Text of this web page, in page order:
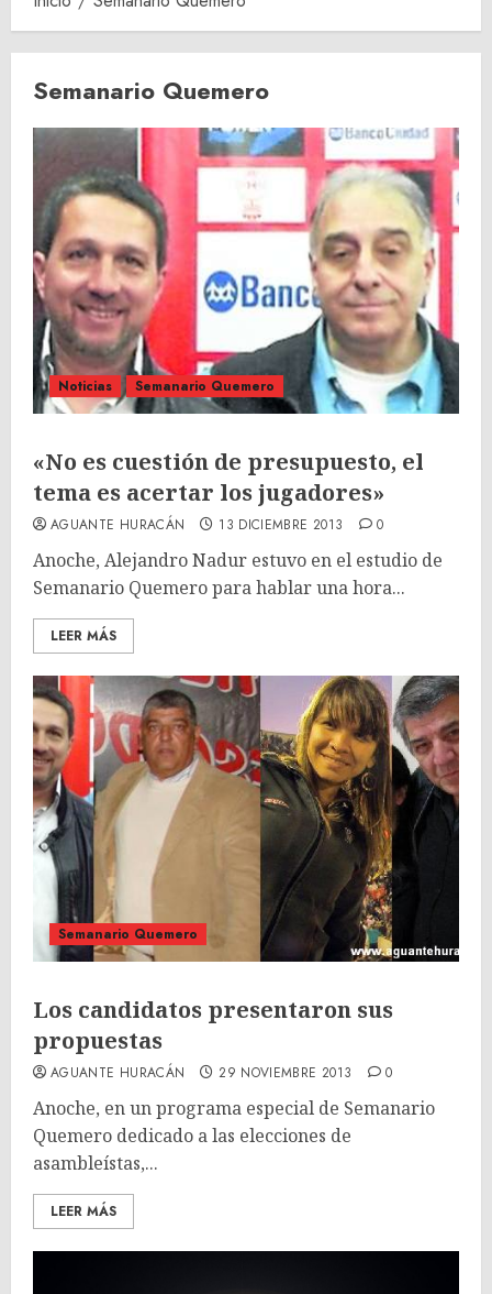
Semanario Quemero
Noticias Semanario Quemero
«No es cuestión de presupuesto, el
tema es acertar los jugadores»
AGUANTE HURACÁN 13 DICIEMBRE 2013 0
Anoche, Alejandro Nadur estuvo en el estudio de
Semanario Quemero para hablar una hora...
LEER MÁS
Semanario Quemero
Los candidatos presentaron sus
propuestas
AGUANTE HURACÁN 29 NOVIEMBRE 2013 0
Anoche, en un programa especial de Semanario
Quemero dedicado a las elecciones de
asambleístas,...
LEER MÁS